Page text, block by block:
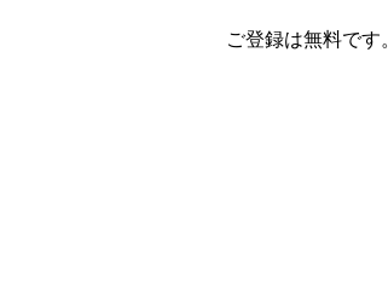
ご登録は無料です